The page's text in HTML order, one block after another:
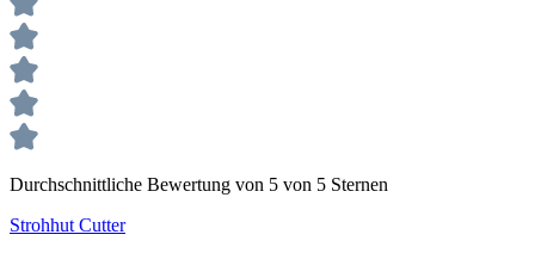
Durchschnittliche Bewertung von 5 von 5 Sternen
Strohhut Cutter